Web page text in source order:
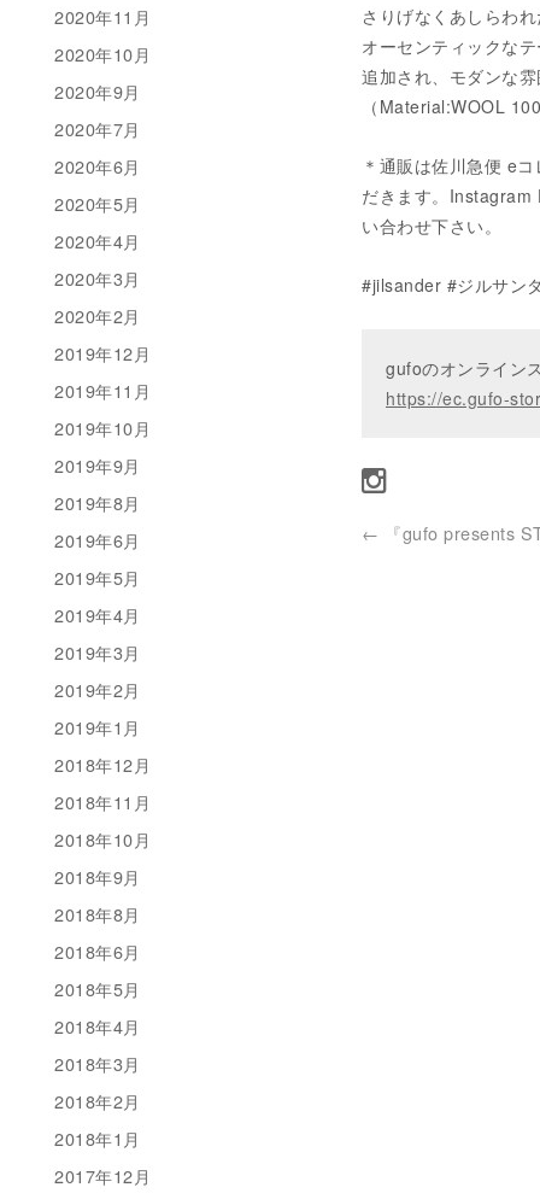
さりげなくあしらわ
オーセンティックな
追加され、モダンな
（Material:WOOL
＊通販は佐川急便 e
だきます。
い合わせ下さい。
#jilsander #ジルサ
gufoのオンライン
https://ec.gufo-
← 『gufo presents
2020年11月
2020年10月
2020年9月
2020年7月
2020年6月
2020年5月
2020年4月
2020年3月
2020年2月
2019年12月
2019年11月
2019年10月
2019年9月
2019年8月
2019年6月
2019年5月
2019年4月
2019年3月
2019年2月
2019年1月
2018年12月
2018年11月
2018年10月
2018年9月
2018年8月
2018年6月
2018年5月
2018年4月
2018年3月
2018年2月
2018年1月
2017年12月